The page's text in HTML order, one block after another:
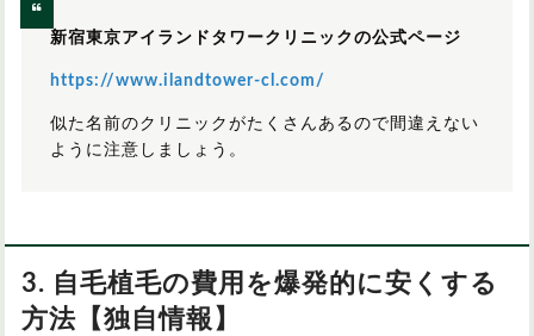
新宿東京アイランドタワークリニックの公式ページ
https://www.ilandtower-cl.com/
似た名前のクリニックがたくさんあるので間違えない
ように注意しましょう。
3. 自毛植毛の費用を爆発的に安くする
方法【独自情報】